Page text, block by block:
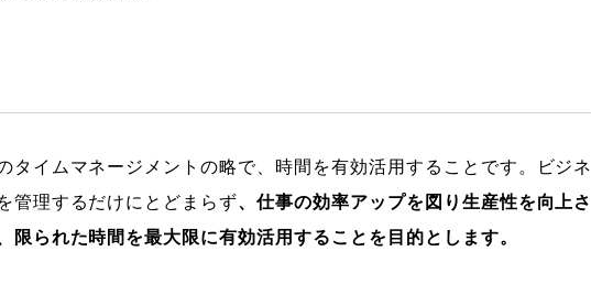
タイムマネージメントの略で、時間を有効活用することです。ビジネ
管理するだけにとどまらず、仕事の効率アップを図り生産性を向上さ
限られた時間を最大限に有効活用することを目的とします。